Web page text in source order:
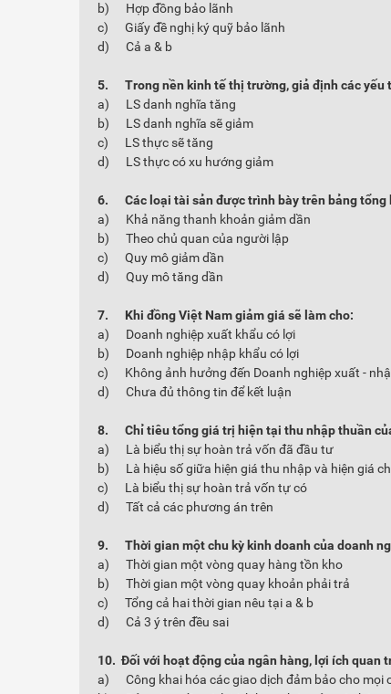
b) Hợp đồng bảo lãnh
c) Giấy đề nghị ký quỹ bảo lãnh
d) Cả a & b
5. Trong nền kinh tế thị trường, giả định các
a) LS danh nghĩa tăng
b) LS danh nghĩa sẽ giảm
c) LS thực sẽ tăng
d) LS thực có xu hướng giảm
6. Các loại tài sản được trình bày trên bảng
a) Khả năng thanh khoản giảm dần
b) Theo chủ quan của người lập
c) Quy mô giảm dần
d) Quy mô tăng dần
7. Khi đồng Việt Nam giảm giá sẽ làm cho:
a) Doanh nghiệp xuất khẩu có lợi
b) Doanh nghiệp nhập khẩu có lợi
c) Không ảnh hưởng đến Doanh nghiệp xuất -
d) Chưa đủ thông tin để kết luận
8. Chỉ tiêu tổng giá trị hiện tại thu nhập thuần
a) Là biểu thị sự hoàn trả vốn đã đầu tư
b) Là hiệu số giữa hiện giá thu nhập và hiện giá
c) Là biểu thị sự hoàn trả vốn tự có
d) Tất cả các phương án trên
9. Thời gian một chu kỳ kinh doanh của doanh
a) Thời gian một vòng quay hàng tồn kho
b) Thời gian một vòng quay khoản phải trả
c) Tổng cả hai thời gian nêu tại a & b
d) Cả 3 ý trên đều sai
10.Đối với hoạt động của ngân hàng, lợi ích quan
a) Công khai hóa các giao dịch đảm bảo cho mọi